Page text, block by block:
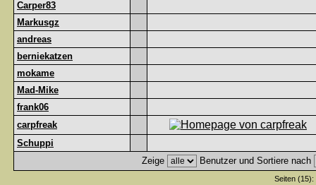
Carper83
Markusgz
andreas
berniekatzen
mokame
Mad-Mike
frank06
carpfreak
Schuppi
Zeige
Benutzer und Sortiere nach
Seiten (15):